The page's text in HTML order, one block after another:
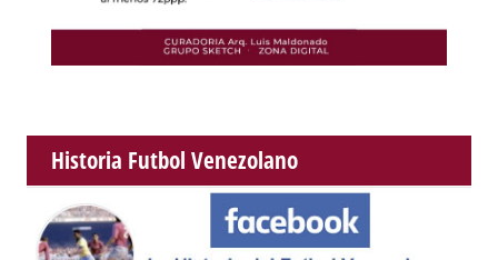
Historia Futbol Venezolano